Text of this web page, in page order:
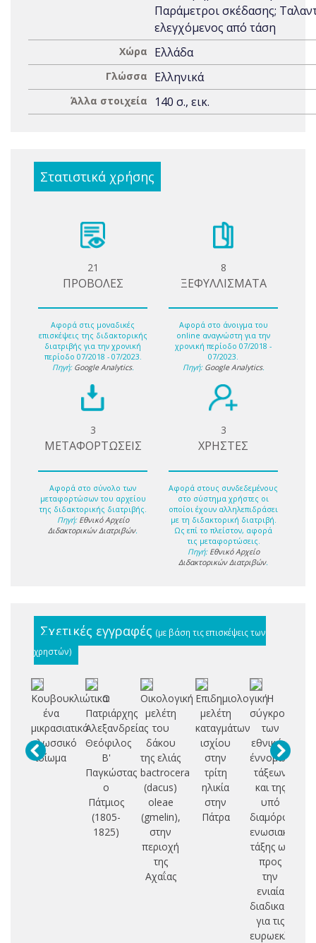
Παράμετροι σκέδασης;
ελεγχόμενος από τάση
Χώρα Ελλάδα
Γλώσσα Ελληνικά
Άλλα στοιχεία 140 σ., εικ.
Στατιστικά χρήσης
21
ΠΡΟΒΟΛΕΣ
Αφορά στις μοναδικές
επισκέψεις της διδακτορικής
διατριβής για την χρονική
περίοδο 07/2018 - 07/2023.
Πηγή: Google Analytics.
8
ΞΕΦΥΛΛΙΣΜΑΤΑ
Αφορά στο άνοιγμα του
online αναγνώστη για την
χρονική περίοδο 07/2018 -
07/2023.
Πηγή: Google Analytics.
3
ΜΕΤΑΦΟΡΤΩΣΕΙΣ
Αφορά στο σύνολο των
μεταφορτώσων του αρχείου
της διδακτορικής διατριβής.
Πηγή: Εθνικό Αρχείο
Διδακτορικών Διατριβών.
3
ΧΡΗΣΤΕΣ
Αφορά στους συνδεδεμένους
στο σύστημα χρήστες οι
οποίοι έχουν αλληλεπιδράσει
με τη διδακτορική διατριβή.
Ως επί το πλείστον, αφορά
τις μεταφορτώσεις.
Πηγή: Εθνικό Αρχείο
Διδακτορικών Διατριβών.
Σχετικές εγγραφές (με βάση τις επισκέψεις των
χρηστών)
Κουβουκλιώτικα:
ένα
μικρασιατικό
γλωσσικό
ιδίωμα
Ο
Πατριάρχης
Αλεξανδρείας
Θεόφιλος
Β'
Παγκώστας
ο
Πάτμιος
(1805-
1825)
Οικολογική
μελέτη
του
δάκου
της ελιάς
bactrocera
(dacus)
oleae
(gmelin),
στην
περιοχή
της
Αχαΐας
Επιδημιολογική
μελέτη
καταγμάτων
ισχίου
στην
τρίτη
ηλικία
στην
Πάτρα
Η
σύγκρουση
των
εθνικών
έννομων
τάξεων
και της
υπό
διαμόρφωση
ενωσιακής
τάξης ως
προς
την
ενιαία
διαδικασία
για τις
ευρωεκλογές